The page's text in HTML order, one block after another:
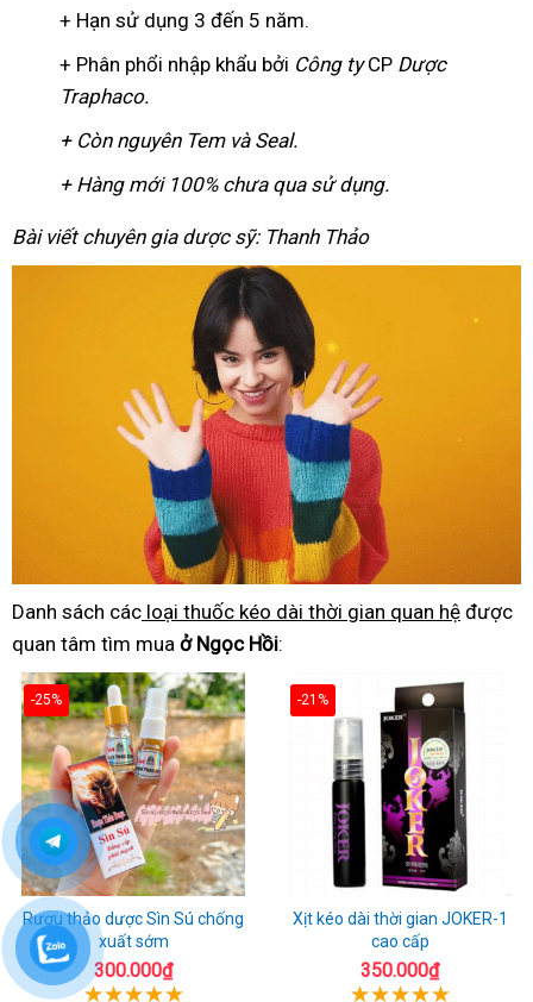
+ Hạn sử dụng 3 đến 5 năm.
+ Phân phổi nhập khẩu bởi Công tyCP Dược
Traphaco.
+ Còn nguyên Tem và Seal.
+ Hàng mới 100% chưa qua sử dụng.
Bài viết chuyên gia dược sỹ: Thanh Thảo
Danh sách các loại thuốc kéo dài thời gian quan hệ được
quan tâm tìm mua ở Ngọc Hồi:
-25%
Rượu thảo dược Sìn Sú chống
xuất sớm
300.000₫
-21%
Xịt kéo dài thời gian JOKER-1
cao cấp
350.000₫